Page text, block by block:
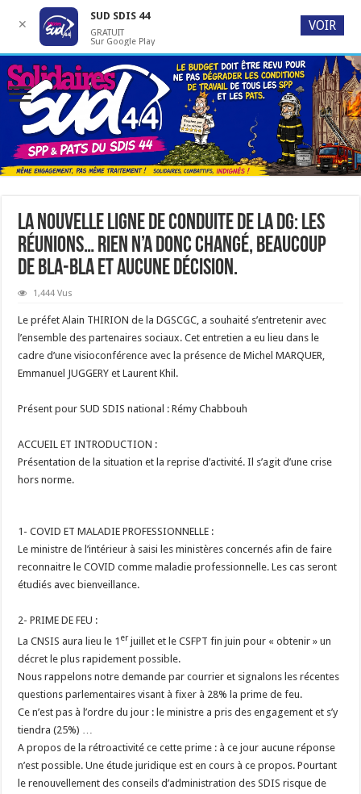
La nouvelle ligne de conduite de la DG: les
réunions… Rien n’a donc changé, beaucoup
de bla-bla et aucune décision.
1,444 Vus
Le préfet Alain THIRION de la DGSCGC, a souhaité s’entretenir avec
l’ensemble des partenaires sociaux. Cet entretien a eu lieu dans le
cadre d’une visioconférence avec la présence de Michel MARQUER,
Emmanuel JUGGERY et Laurent Khil.
Présent pour SUD SDIS national : Rémy Chabbouh
ACCUEIL ET INTRODUCTION :
Présentation de la situation et la reprise d’activité. Il s’agit d’une crise
hors norme.
1- COVID ET MALADIE PROFESSIONNELLE :
Le ministre de l’intérieur à saisi les ministères concernés afin de faire
reconnaitre le COVID comme maladie professionnelle. Les cas seront
étudiés avec bienveillance.
2- PRIME DE FEU :
La CNSIS aura lieu le 1 er juillet et le CSFPT fin juin pour « obtenir » un
décret le plus rapidement possible.
Nous rappelons notre demande par courrier et signalons les récentes
questions parlementaires visant à fixer à 28% la prime de feu.
Ce n’est pas à l’ordre du jour : le ministre a pris des engagement et s’y
tiendra (25%) …
A propos de la rétroactivité ce cette prime : à ce jour aucune réponse
n’est possible. Une étude juridique est en cours à ce propos. Pourtant
le renouvellement des conseils d’administration des SDIS risque de
✕
SUD SDIS 44
GRATUIT
Sur Google Play
VOIR